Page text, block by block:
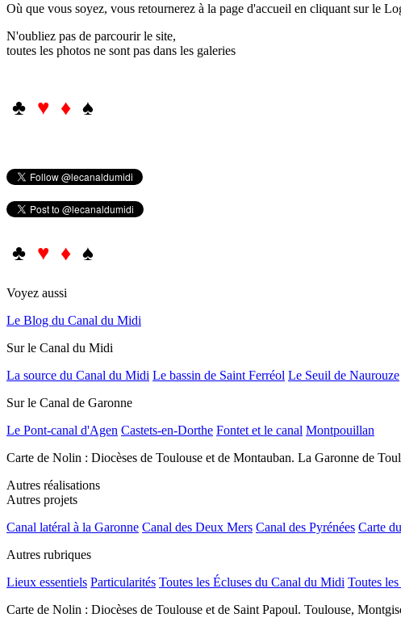
Où que vous soyez, vous retournerez à la page d'accueil en cliquant sur le
N'oubliez pas de parcourir le site,
toutes les photos ne sont pas dans les galeries
♣ ♥ ♦ ♠
♣ ♥ ♦ ♠
Voyez aussi
Le Blog du Canal du Midi
Sur le Canal du Midi
La source du Canal du Midi Le bassin de Saint Ferréol Le Seuil de Naurouze
Sur le Canal de Garonne
Le Pont-canal d'Agen Castets-en-Dorthe Fontet et le canal Montpouillan
Carte de Nolin : Diocèses de Toulouse et de Montauban. La Garonne de
Autres réalisations
Autres projets
Canal latéral à la Garonne Canal des Deux Mers Canal des Pyrénées Carte
Autres rubriques
Lieux essentiels Particularités Toutes les Écluses du Canal du Midi Toutes
Carte de Nolin : Diocèses de Toulouse et de Saint Papoul. Toulouse,